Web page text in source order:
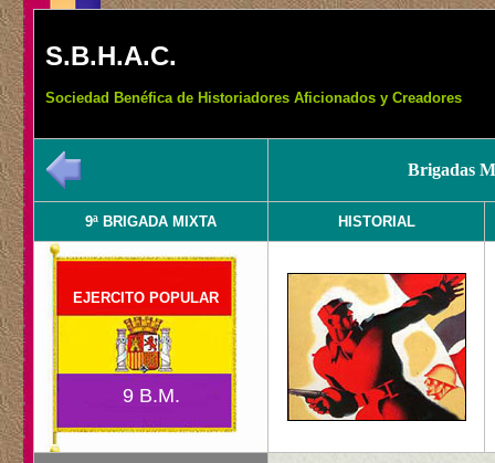
S.B.H.A.C.
Sociedad Benéfica de Historiadores Aficionados y Creadores
Brigadas
9ª BRIGADA MIXTA HISTORIAL
EJERCITO POPULAR
9 B.M.